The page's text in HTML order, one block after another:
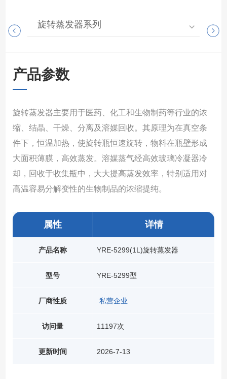
旋转蒸发器系列 高
产品参数
旋转蒸发器主要用于医药、化工和生物制药等行业的浓
缩、结晶、干燥、分离及溶媒回收。其原理为在真空条
件下，恒温加热，使旋转瓶恒速旋转，物料在瓶壁形成
大面积薄膜，高效蒸发。溶媒蒸气经高效玻璃冷凝器冷
却，回收于收集瓶中，大大提高蒸发效率，特别适用对
高温容易分解变性的生物制品的浓缩提纯。
属性
产品名称
型号
厂商性质
访问量
更新时间
详情
YRE-5299(1L)旋转蒸发器
YRE-5299型
私营企业
11197次
2026-7-13